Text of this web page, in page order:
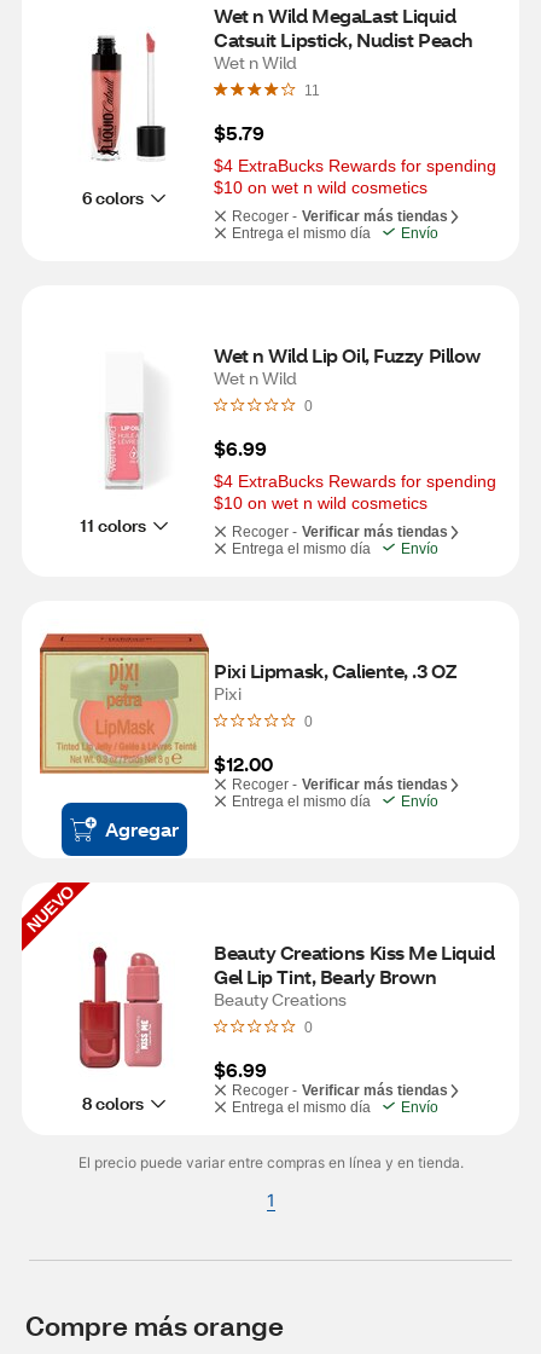
6 colors
Wet n Wild MegaLast Liquid
Catsuit Lipstick, Nudist Peach
Wet n Wild
11
$5.79
$4 ExtraBucks Rewards for spending
$10 on wet n wild cosmetics
Recoger - Verificar más tiendas
Entrega el mismo día
Envío
11 colors
Wet n Wild Lip Oil, Fuzzy Pillow
Wet n Wild
0
$6.99
$4 ExtraBucks Rewards for spending
$10 on wet n wild cosmetics
Recoger - Verificar más tiendas
Entrega el mismo día
Envío
Agregar
Pixi Lipmask, Caliente, .3 OZ
Pixi
0
$12.00
Recoger - Verificar más tiendas
Entrega el mismo día
Envío
NUEVO
8 colors
Beauty Creations Kiss Me Liquid
Gel Lip Tint, Bearly Brown
Beauty Creations
0
$6.99
Recoger - Verificar más tiendas
Entrega el mismo día
Envío
El precio puede variar entre compras en línea y en tienda.
1
Compre más orange